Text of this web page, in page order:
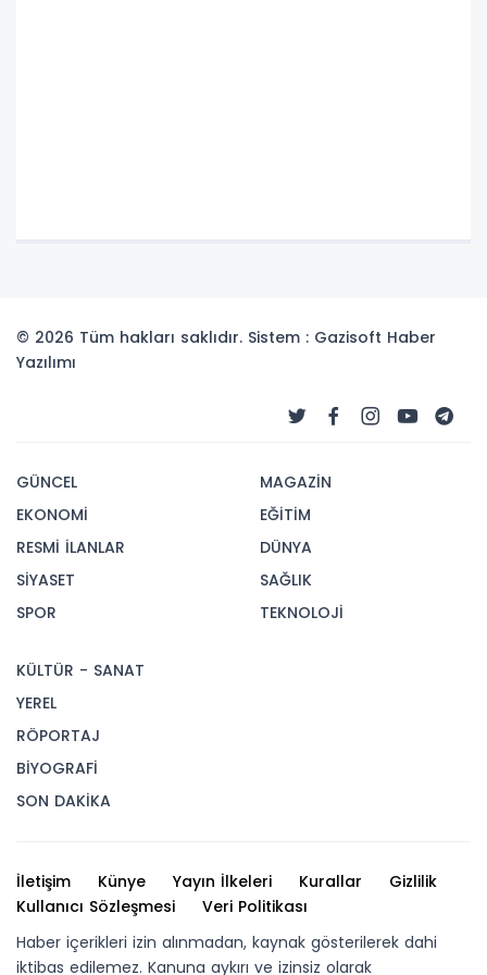
© 2026 Tüm hakları saklıdır. Sistem : Gazisoft Haber
Yazılımı
GÜNCEL
EKONOMİ
RESMİ İLANLAR
SİYASET
SPOR
MAGAZİN
EĞİTİM
DÜNYA
SAĞLIK
TEKNOLOJİ
KÜLTÜR - SANAT
YEREL
RÖPORTAJ
BİYOGRAFİ
SON DAKİKA
İletişim Künye Yayın İlkeleri Kurallar
Gizlilik
Kullanıcı Sözleşmesi
Veri Politikası
Haber içerikleri izin alınmadan, kaynak gösterilerek dahi
iktibas edilemez. Kanuna aykırı ve izinsiz olarak